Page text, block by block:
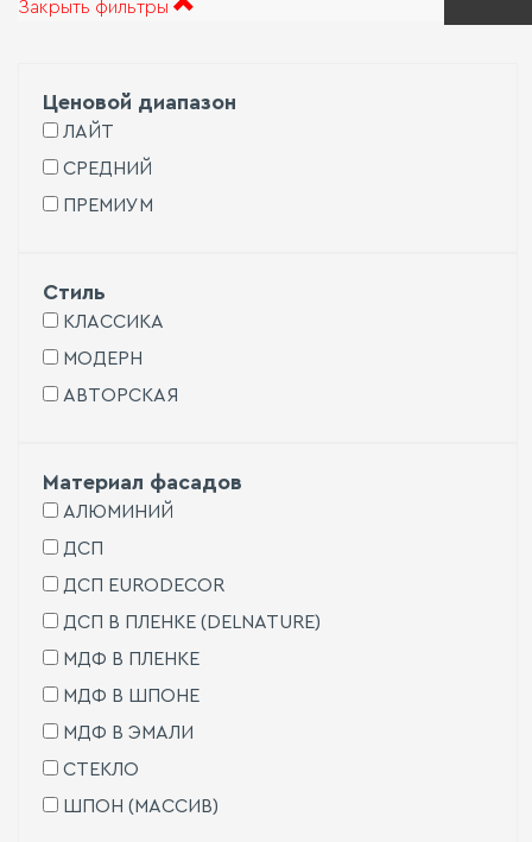
Закрыть фильтры
Ценовой диапазон
ЛАЙТ
СРЕДНИЙ
ПРЕМИУМ
Стиль
КЛАССИКА
МОДЕРН
АВТОРСКАЯ
Материал фасадов
АЛЮМИНИЙ
ДСП
ДСП EURODECOR
ДСП В ПЛЕНКЕ (DELNATURE)
МДФ В ПЛЕНКЕ
МДФ В ШПОНЕ
МДФ В ЭМАЛИ
СТЕКЛО
ШПОН (МАССИВ)